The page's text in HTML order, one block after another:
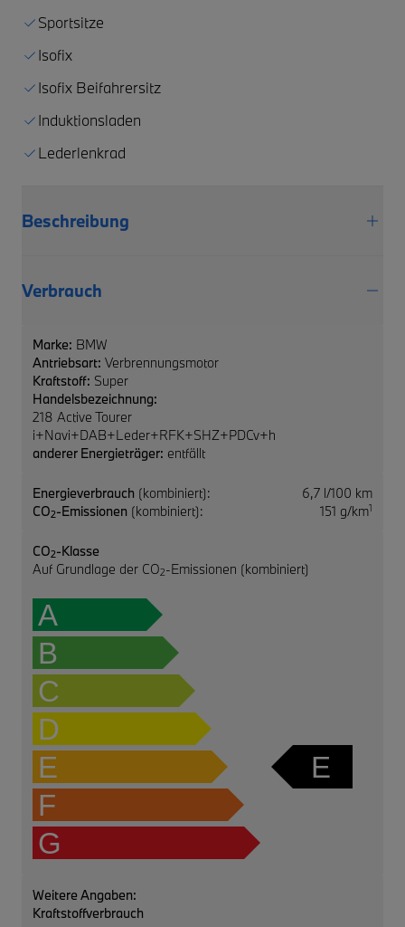
Sportsitze
Isofix
Isofix Beifahrersitz
Induktionsladen
Lederlenkrad
Beschreibung
Verbrauch
Marke: BMW
Antriebsart: Verbrennungsmotor
Kraftstoff: Super
Handelsbezeichnung:
218 Active Tourer
i+Navi+DAB+Leder+RFK+SHZ+PDCv+h
anderer Energieträger: entfällt
Energieverbrauch (kombiniert):
6,7 l/100 km
CO2-Emissionen (kombiniert): 151 g/km1
CO2-Klasse
Auf Grundlage der CO2-Emissionen (kombiniert)
A
B
C
D
E
F
G
E
Weitere Angaben:
Kraftstoffverbrauch